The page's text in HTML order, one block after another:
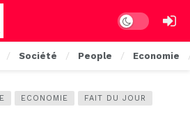
Dark mode
Société People Economie
ECONOMIE FAIT DU JOUR